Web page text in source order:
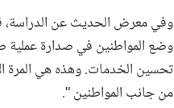
وفي معرض الحديث عن الدراسة،
وضع المواطنين في صدارة عملية
تحسين الخدمات. وهذه هي المرة
من جانب المواطنين ".